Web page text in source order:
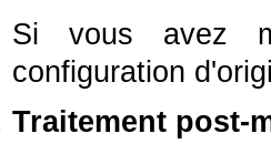
Si vous avez
configuration
Traitement post-